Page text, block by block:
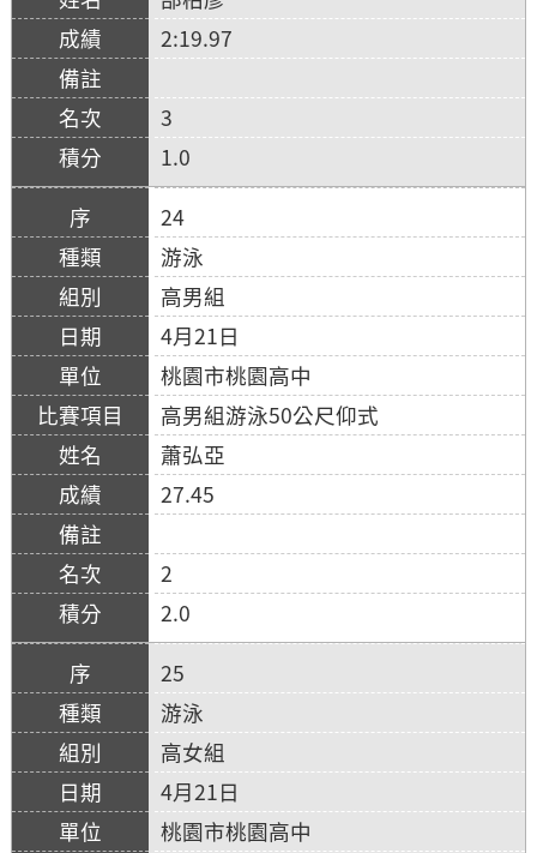
2:19.97
3
1.0
24
游泳
高男組
4月21日
桃園市桃園高中
高男組游泳50公尺仰式
蕭弘亞
27.45
2
2.0
25
游泳
高女組
4月21日
桃園市桃園高中